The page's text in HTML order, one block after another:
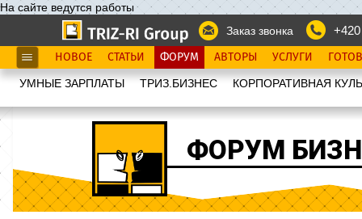
На сайте ведутся работы
Заказ звонка
НОВОЕ СТАТЬИ ФОРУМ АВТОРЫ УСЛУГИ
УМНЫЕ ЗАРПЛАТЫ ТРИЗ.БИЗНЕС КОРПОРАТИВНАЯ
ФОРУМ